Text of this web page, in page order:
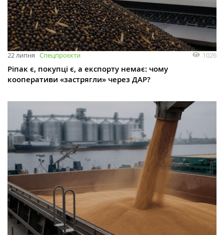
22 липня Спецпроєкти 1026
Ріпак є, покупці є, а експорту немає: чому
кооперативи «застрягли» через ДАР?